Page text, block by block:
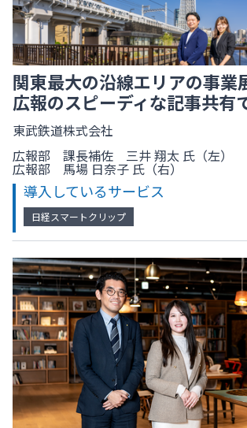
関東最大の沿線エリアの事業
広報のスピーディな記事共有
東武鉄道株式会社
広報部 課長補佐 三井 翔太 氏（左）
広報部 馬場 日奈子 氏（右）
導入しているサービス
日経スマートクリップ